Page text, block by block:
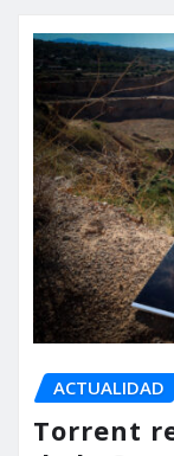
ACTUALIDAD
Torrent